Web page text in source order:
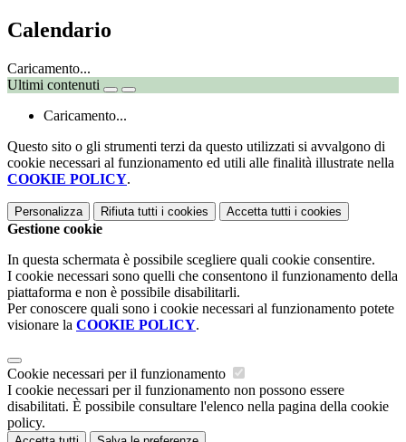
Calendario
Caricamento...
Ultimi contenuti
Caricamento...
Questo sito o gli strumenti terzi da questo utilizzati si avvalgono di
cookie necessari al funzionamento ed utili alle finalità illustrate nella
COOKIE POLICY.
Personalizza Rifiuta tutti i cookies Accetta tutti i cookies
Gestione cookie
In questa schermata è possibile scegliere quali cookie consentire.
I cookie necessari sono quelli che consentono il funzionamento della
piattaforma e non è possibile disabilitarli.
Per conoscere quali sono i cookie necessari al funzionamento potete
visionare la COOKIE POLICY.
Cookie necessari per il funzionamento
I cookie necessari per il funzionamento non possono essere
disabilitati. È possibile consultare l'elenco nella pagina della cookie
policy.